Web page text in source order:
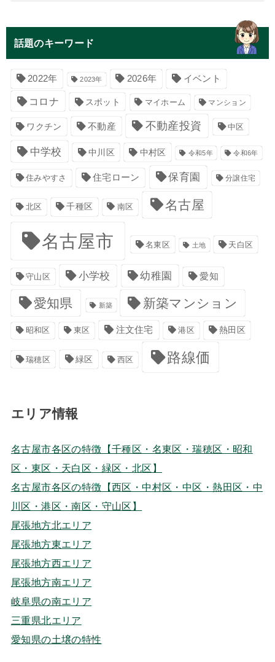
話題のキーワード
2022年 2023年 2026年 イベント
コロナ スポット マイホーム マンション
ワクチン 不動産 不動産投資 中区
中学校 中川区 中村区 令和5年 令和6年
住みやすさ 住宅ローン 保育園 分譲住宅
北区 千種区 南区 名古屋
名古屋市 名東区 土地 天白区
守山区 小学校 幼稚園 愛知
愛知県 新築 新築マンション
昭和区 東区 注文住宅 港区 熱田区
瑞穂区 緑区 西区 路線価
エリア情報
名古屋市各区の特徴【千種区・名東区・瑞穂区・昭和
区・東区・天白区・緑区・北区】
名古屋市各区の特徴【西区・中村区・中区・熱田区・中
川区・港区・南区・守山区】
尾張地方北エリア
尾張地方東エリア
尾張地方西エリア
尾張地方南エリア
岐阜県の南エリア
三重県北エリア
愛知県の土壌の特性